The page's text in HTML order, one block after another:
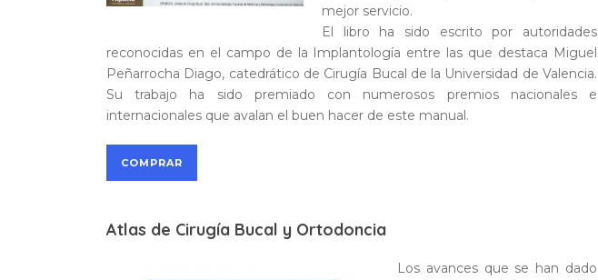
mejor servicio.
El libro ha sido escrito por autoridades
reconocidas en el campo de la Implantología entre las que destaca Miguel
Peñarrocha Diago, catedrático de Cirugía Bucal de la Universidad de Valencia.
Su trabajo ha sido premiado con numerosos premios nacionales e
internacionales que avalan el buen hacer de este manual.
COMPRAR
Atlas de Cirugía Bucal y Ortodoncia
Los avances que se han dado